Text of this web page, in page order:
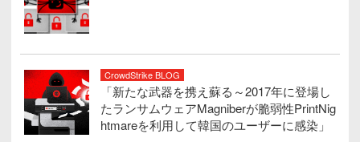
CrowdStrike BLOG
「新たな武器を携え蘇る～2017年に登場し
たランサムウェアMagniberが脆弱性PrintNig
htmareを利用して韓国のユーザーに感染」